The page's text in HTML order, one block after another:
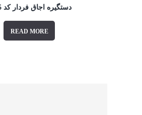
دستگیره اجاق فردار کد 2025
READ MORE